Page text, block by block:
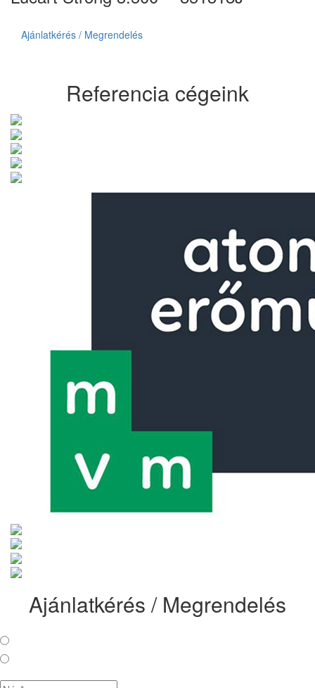
Ajánlatkérés / Megrendelés
Referencia cégeink
Ajánlatkérés / Megrendelés
Válasszon opciót: